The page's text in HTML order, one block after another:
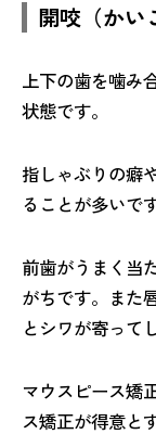
開咬（かい
上下の歯を噛み
状態です。
指しゃぶりの癖
ることが多いです
前歯がうまく当
がちです。また
とシワが寄って
マウスピース矯
ス矯正が得意と